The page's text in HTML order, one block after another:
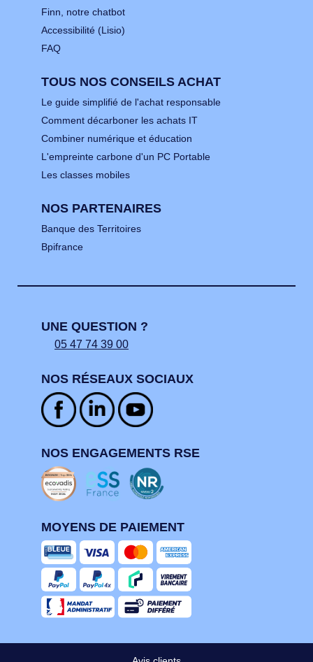
Finn, notre chatbot
Accessibilité (Lisio)
FAQ
TOUS NOS CONSEILS ACHAT
Le guide simplifié de l'achat responsable
Comment décarboner les achats IT
Combiner numérique et éducation
L'empreinte carbone d'un PC Portable
Les classes mobiles
NOS PARTENAIRES
Banque des Territoires
Bpifrance
UNE QUESTION ?
05 47 74 39 00
NOS RÉSEAUX SOCIAUX
NOS ENGAGEMENTS RSE
MOYENS DE PAIEMENT